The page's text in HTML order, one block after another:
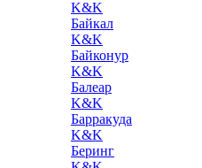
K&K
Байкал
K&K
Байконур
K&K
Балеар
K&K
Барракуда
K&K
Беринг